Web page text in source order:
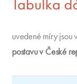
Tabulka
uvedené míry jsou
postavu v České